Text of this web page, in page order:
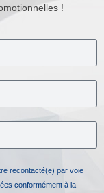
!
recontacté(e) par voie
conformément à la